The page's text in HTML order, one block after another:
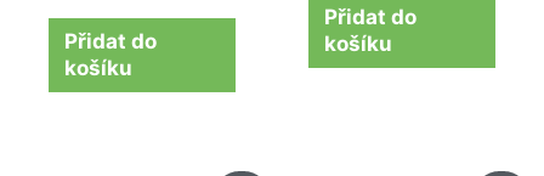
Přidat do
košíku
Přidat do
košíku